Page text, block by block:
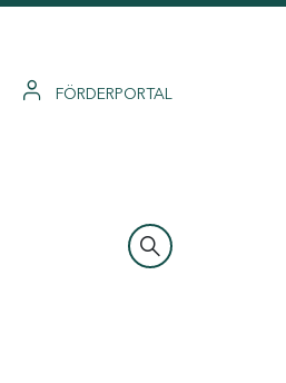
FÖRDERPORTAL